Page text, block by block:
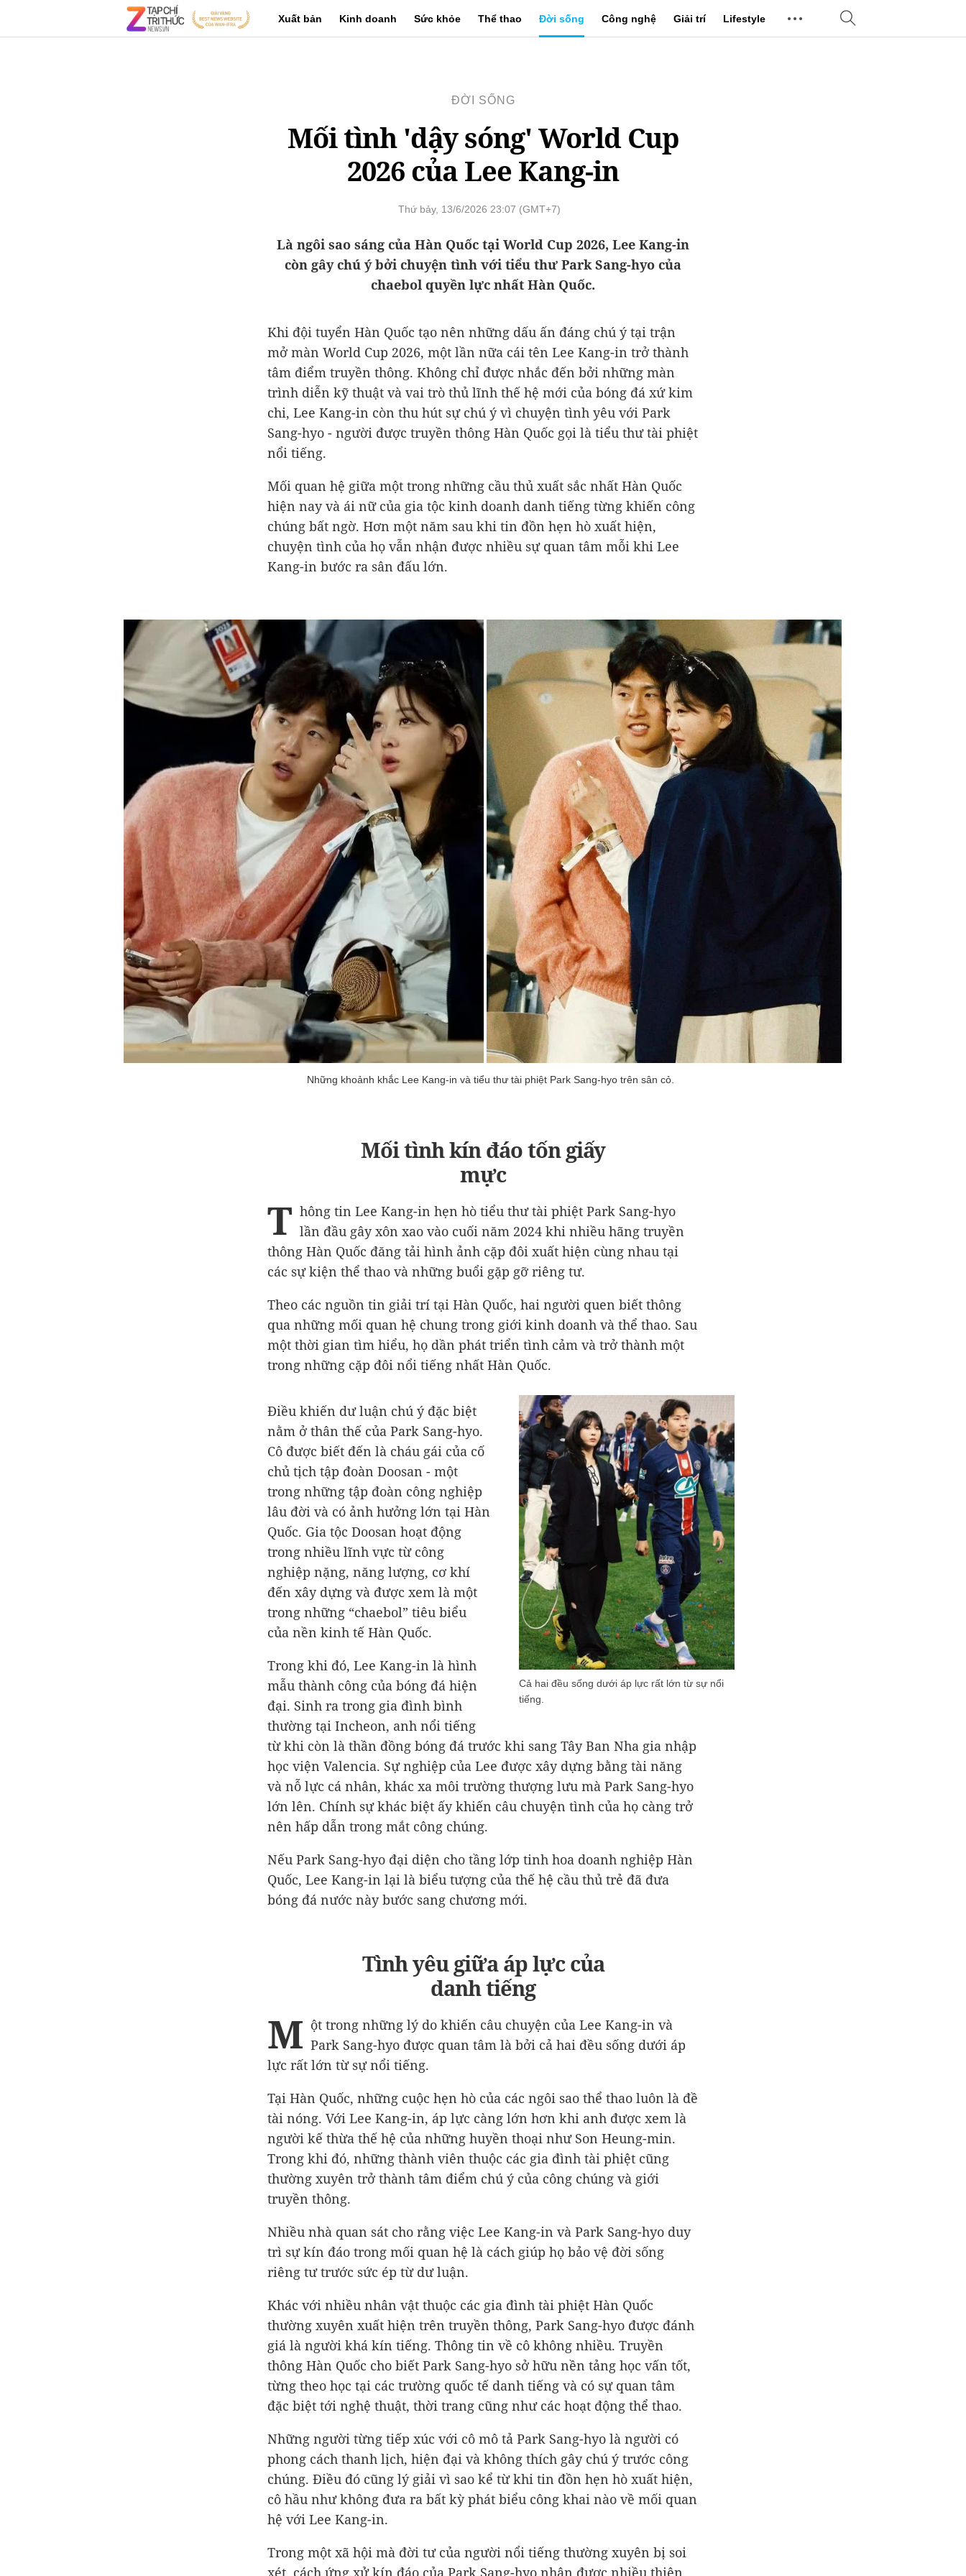
Xuất bản Kinh doanh Sức khỏe Thể thao Đời sống Công nghệ Giải trí Lifestyle
ĐỜI SỐNG
Mối tình 'dậy sóng' World Cup
2026 của Lee Kang-in
Thứ bảy, 13/6/2026 23:07 (GMT+7)
Là ngôi sao sáng của Hàn Quốc tại World Cup 2026, Lee Kang-in
còn gây chú ý bởi chuyện tình với tiểu thư Park Sang-hyo của
chaebol quyền lực nhất Hàn Quốc.
Khi đội tuyển Hàn Quốc tạo nên những dấu ấn đáng chú ý tại trận
mở màn World Cup 2026, một lần nữa cái tên Lee Kang-in trở thành
tâm điểm truyền thông. Không chỉ được nhắc đến bởi những màn
trình diễn kỹ thuật và vai trò thủ lĩnh thế hệ mới của bóng đá xứ kim
chi, Lee Kang-in còn thu hút sự chú ý vì chuyện tình yêu với Park
Sang-hyo - người được truyền thông Hàn Quốc gọi là tiểu thư tài phiệt
nổi tiếng.
Mối quan hệ giữa một trong những cầu thủ xuất sắc nhất Hàn Quốc
hiện nay và ái nữ của gia tộc kinh doanh danh tiếng từng khiến công
chúng bất ngờ. Hơn một năm sau khi tin đồn hẹn hò xuất hiện,
chuyện tình của họ vẫn nhận được nhiều sự quan tâm mỗi khi Lee
Kang-in bước ra sân đấu lớn.
Những khoảnh khắc Lee Kang-in và tiểu thư tài phiệt Park Sang-hyo trên sân cỏ.
Mối tình kín đáo tốn giấy
mực
T hông tin Lee Kang-in hẹn hò tiểu thư tài phiệt Park Sang-hyo
lần đầu gây xôn xao vào cuối năm 2024 khi nhiều hãng truyền
thông Hàn Quốc đăng tải hình ảnh cặp đôi xuất hiện cùng nhau tại
các sự kiện thể thao và những buổi gặp gỡ riêng tư.
Theo các nguồn tin giải trí tại Hàn Quốc, hai người quen biết thông
qua những mối quan hệ chung trong giới kinh doanh và thể thao. Sau
một thời gian tìm hiểu, họ dần phát triển tình cảm và trở thành một
trong những cặp đôi nổi tiếng nhất Hàn Quốc.
Cả hai đều sống dưới áp lực rất lớn từ sự nổi
tiếng.
Điều khiến dư luận chú ý đặc biệt
nằm ở thân thế của Park Sang-hyo.
Cô được biết đến là cháu gái của cố
chủ tịch tập đoàn Doosan - một
trong những tập đoàn công nghiệp
lâu đời và có ảnh hưởng lớn tại Hàn
Quốc. Gia tộc Doosan hoạt động
trong nhiều lĩnh vực từ công
nghiệp nặng, năng lượng, cơ khí
đến xây dựng và được xem là một
trong những “chaebol” tiêu biểu
của nền kinh tế Hàn Quốc.
Trong khi đó, Lee Kang-in là hình
mẫu thành công của bóng đá hiện
đại. Sinh ra trong gia đình bình
thường tại Incheon, anh nổi tiếng
từ khi còn là thần đồng bóng đá trước khi sang Tây Ban Nha gia nhập
học viện Valencia. Sự nghiệp của Lee được xây dựng bằng tài năng
và nỗ lực cá nhân, khác xa môi trường thượng lưu mà Park Sang-hyo
lớn lên. Chính sự khác biệt ấy khiến câu chuyện tình của họ càng trở
nên hấp dẫn trong mắt công chúng.
Nếu Park Sang-hyo đại diện cho tầng lớp tinh hoa doanh nghiệp Hàn
Quốc, Lee Kang-in lại là biểu tượng của thế hệ cầu thủ trẻ đã đưa
bóng đá nước này bước sang chương mới.
Tình yêu giữa áp lực của
danh tiếng
M ột trong những lý do khiến câu chuyện của Lee Kang-in và
Park Sang-hyo được quan tâm là bởi cả hai đều sống dưới áp
lực rất lớn từ sự nổi tiếng.
Tại Hàn Quốc, những cuộc hẹn hò của các ngôi sao thể thao luôn là đề
tài nóng. Với Lee Kang-in, áp lực càng lớn hơn khi anh được xem là
người kế thừa thế hệ của những huyền thoại như Son Heung-min.
Trong khi đó, những thành viên thuộc các gia đình tài phiệt cũng
thường xuyên trở thành tâm điểm chú ý của công chúng và giới
truyền thông.
Nhiều nhà quan sát cho rằng việc Lee Kang-in và Park Sang-hyo duy
trì sự kín đáo trong mối quan hệ là cách giúp họ bảo vệ đời sống
riêng tư trước sức ép từ dư luận.
Khác với nhiều nhân vật thuộc các gia đình tài phiệt Hàn Quốc
thường xuyên xuất hiện trên truyền thông, Park Sang-hyo được đánh
giá là người khá kín tiếng. Thông tin về cô không nhiều. Truyền
thông Hàn Quốc cho biết Park Sang-hyo sở hữu nền tảng học vấn tốt,
từng theo học tại các trường quốc tế danh tiếng và có sự quan tâm
đặc biệt tới nghệ thuật, thời trang cũng như các hoạt động thể thao.
Những người từng tiếp xúc với cô mô tả Park Sang-hyo là người có
phong cách thanh lịch, hiện đại và không thích gây chú ý trước công
chúng. Điều đó cũng lý giải vì sao kể từ khi tin đồn hẹn hò xuất hiện,
cô hầu như không đưa ra bất kỳ phát biểu công khai nào về mối quan
hệ với Lee Kang-in.
Trong một xã hội mà đời tư của người nổi tiếng thường xuyên bị soi
xét, cách ứng xử kín đáo của Park Sang-hyo nhận được nhiều thiện